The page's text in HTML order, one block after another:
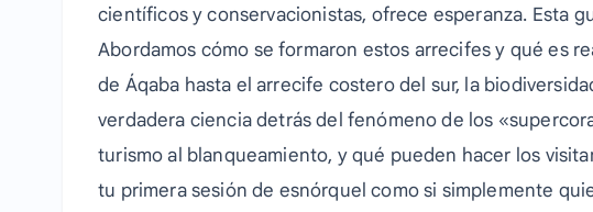
científicos y conservacionistas, ofrece esperanza. Esta
Abordamos cómo se formaron estos arrecifes y qué es
de Áqaba hasta el arrecife costero del sur, la
verdadera ciencia detrás del fenómeno de los
turismo al blanqueamiento, y qué pueden hacer los
tu primera sesión de esnórquel como si simplemente